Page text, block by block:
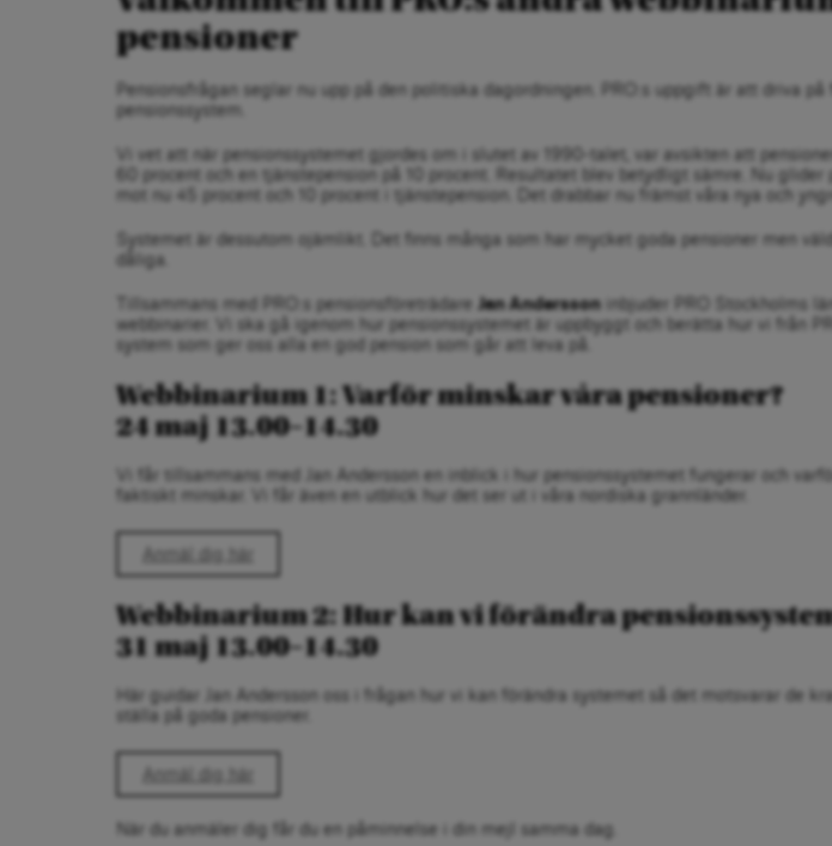
pensioner
Pensionsfrågan seglar nu upp på den politiska dagordningen. PRO:s uppgift är att driva på
pensionssystem.
Vi vet att när pensionssystemet gjordes om i slutet av 1990-talet, var avsikten att
60 procent och en tjänstepension på 10 procent. Resultatet blev betydligt sämre. Nu glider
mot nu 45 procent och 10 procent i tjänstepension. Det drabbar nu främst våra nya och
Systemet är dessutom ojämlikt. Det finns många som har mycket goda pensioner men
Tillsammans med PRO:s pensionsföreträdare Jan Andersson inbjuder PRO Stockholms
webbinarier. Vi ska gå igenom hur pensionssystemet är uppbyggt och berätta hur vi från
system som ger oss alla en god pension som går att leva på.
Webbinarium 1: Varför minskar våra pensioner?
24 maj 13.00–14.30
Vi får tillsammans med Jan Andersson en inblick i hur pensionssystemet fungerar och
Webbinarium 2: Hur kan vi förändra
31 maj 13.00–14.30
Här guidar Jan Andersson oss i frågan hur vi kan förändra systemet så det motsvarar de
ställa på goda pensioner.
När du anmäler dig får du en påminnelse i din mejl samma dag.